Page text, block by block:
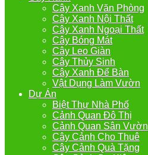
Cây Xanh Văn Phòng
Cây Xanh Nội Thất
Cây Xanh Ngoại Thất
Cây Bóng Mát
Cây Leo Giàn
Cây Thủy Sinh
Cây Xanh Để Bàn
Vật Dụng Làm Vườn
Dự Án
Biệt Thự Nhà Phố
Cảnh Quan Đô Thị
Cảnh Quan Sân Vườn
Cây Cảnh Cho Thuê
Cây Cảnh Quà Tặng